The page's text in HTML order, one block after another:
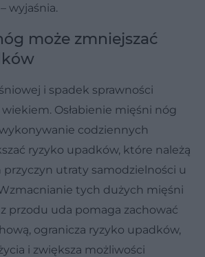
wyjaśnia.
może zmniejszać
i spadek sprawności
Osłabienie mięśni nóg
codziennych
ryzyko upadków, które należą
przyczyn utraty samodzielności u
tych dużych mięśni
przodu uda pomaga zachować
ogranicza ryzyko upadków,
i zwiększa możliwości